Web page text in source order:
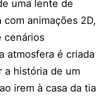
uma lente de
animações 2D,
cenários
atmosfera é criada
a história de um
irem à casa da tia